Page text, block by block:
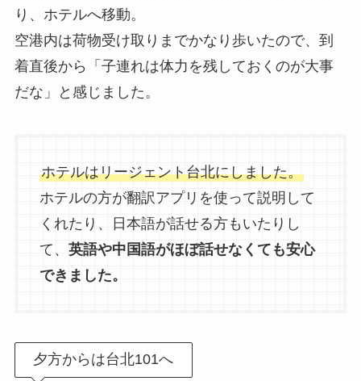
り、ホテルへ移動。
空港内は荷物受け取りまでかなり歩いたので、到
着直後から「子連れは体力を残しておくのが大事
だな」と感じました。
ホテルはリージェント台北にしました。
ホテルの方が翻訳アプリを使って説明して
くれたり、日本語が話せる方もいたりし
て、 英語や中国語がほぼ話せなくても安心
できました。
夕方からは台北101へ